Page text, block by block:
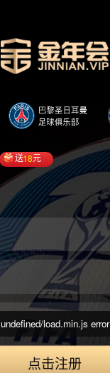
送18元
点击注册
undefined/load.min.js error